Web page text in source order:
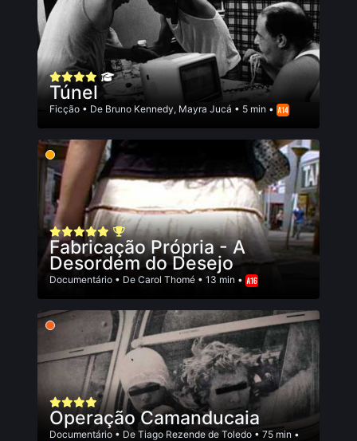
Túnel
Ficção • De Bruno Kennedy, Mayra Jucá • 5 min •
Fabricação Própria - A
Desordem do Desejo
Documentário • De Carol Thomé • 13 min •
Operação Camanducaia
Documentário • De Tiago Rezende de Toledo • 75 min •